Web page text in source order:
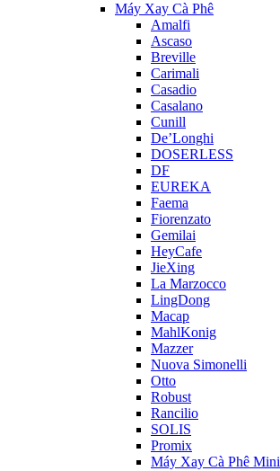
Máy Xay Cà Phê
Amalfi
Ascaso
Breville
Carimali
Casadio
Casalano
Cunill
De’Longhi
DOSERLESS
DF
EUREKA
Faema
Fiorenzato
Gemilai
HeyCafe
JieXing
La Marzocco
LingDong
Macap
MahlKonig
Mazzer
Nuova Simonelli
Otto
Robust
Rancilio
SOLIS
Promix
Máy Xay Cà Phê Mini